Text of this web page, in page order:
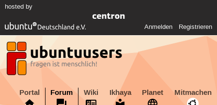
hosted by
Anmelden Registrieren
Portal Forum Wiki Ikhaya Planet Mitmachen